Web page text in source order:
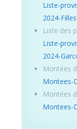
Liste-
2024-
Liste des
Liste-
2024-
Montées
Montees-
Montées
Montees-